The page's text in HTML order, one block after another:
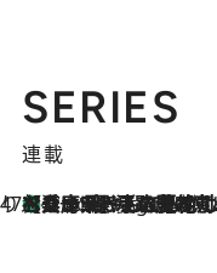
SERIES
連載
47都道府県の手みやげ ひんやりスイーツで夏を満喫
3 Hours Ago
【兵庫県】この夏絶対食べたい 冷やしておいしいおやつ3選 淡路島の恵みをジェラートに集約